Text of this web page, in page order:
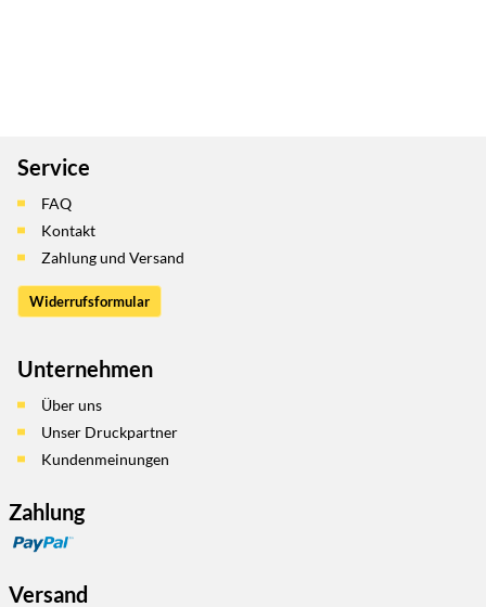
Service
FAQ
Kontakt
Zahlung und Versand
Widerrufsformular
Unternehmen
Über uns
Unser Druckpartner
Kundenmeinungen
Zahlung
Versand